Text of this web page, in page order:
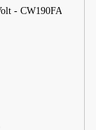
- CW190FA